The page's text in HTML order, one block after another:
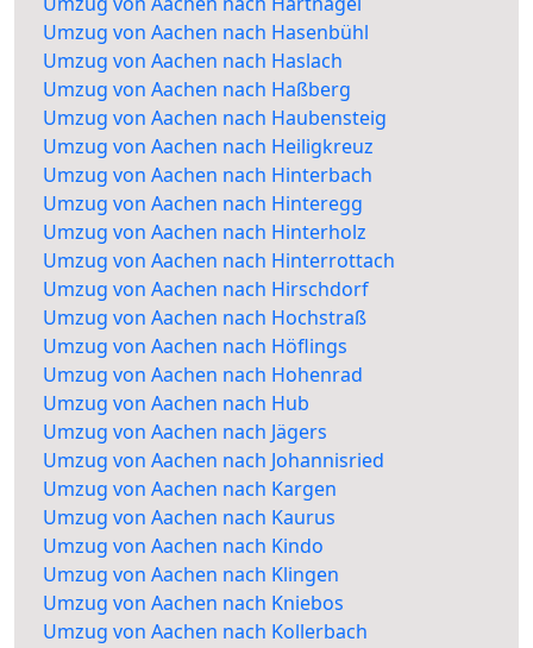
Umzug von Aachen nach Hasenbühl
Umzug von Aachen nach Haslach
Umzug von Aachen nach Haßberg
Umzug von Aachen nach Haubensteig
Umzug von Aachen nach Heiligkreuz
Umzug von Aachen nach Hinterbach
Umzug von Aachen nach Hinteregg
Umzug von Aachen nach Hinterholz
Umzug von Aachen nach Hinterrottach
Umzug von Aachen nach Hirschdorf
Umzug von Aachen nach Hochstraß
Umzug von Aachen nach Höflings
Umzug von Aachen nach Hohenrad
Umzug von Aachen nach Hub
Umzug von Aachen nach Jägers
Umzug von Aachen nach Johannisried
Umzug von Aachen nach Kargen
Umzug von Aachen nach Kaurus
Umzug von Aachen nach Kindo
Umzug von Aachen nach Klingen
Umzug von Aachen nach Kniebos
Umzug von Aachen nach Kollerbach